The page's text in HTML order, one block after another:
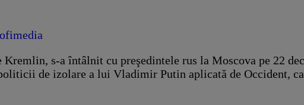
s-a întâlnit cu preşedintele rus la Moscova pe 22
de izolare a lui Vladimir Putin aplicată de Occident,